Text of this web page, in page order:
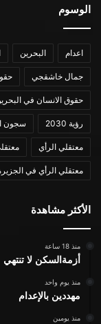
الوسوم
اعدام البحرين
جمال خاشقجي
حقوق الانسان في
رؤية 2030 سجون
معتقلي الرأي
معتقلي الرأي في
الأكثر مشاهدة
منذ 18 ساعة
أزمةالسكن لا تنتهي
منذ يوم واحد
مهددين بالإعدام
منذ يومين